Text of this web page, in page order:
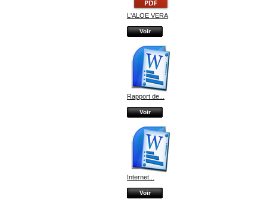
L'ALOE VERA
Voir
Rapport de...
Voir
Internet...
Voir